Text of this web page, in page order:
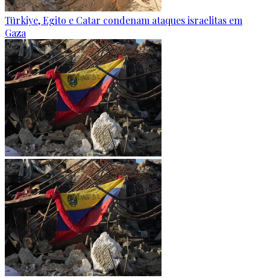
Türkiye, Egito e Catar condenam ataques israelitas em
Gaza